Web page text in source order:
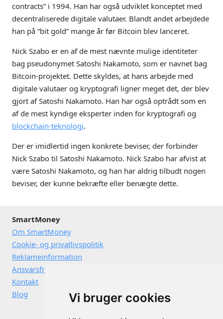
Vi bruger cookies
contracts” i 1994. Han har også udviklet konceptet med
decentraliserede digitale valutaer. Blandt andet arbejdede
han på “bit gold” mange år før Bitcoin blev lanceret.
Nick Szabo er en af de mest nævnte mulige identiteter
bag pseudonymet Satoshi Nakamoto, som er navnet bag
Bitcoin-projektet. Dette skyldes, at hans arbejde med
digitale valutaer og kryptografi ligner meget det, der blev
gjort af Satoshi Nakamoto. Han har også optrådt som en
af de mest kyndige eksperter inden for kryptografi og
blockchain-teknologi.
Der er imidlertid ingen konkrete beviser, der forbinder
Nick Szabo til Satoshi Nakamoto. Nick Szabo har afvist at
være Satoshi Nakamoto, og han har aldrig tilbudt nogen
beviser, der kunne bekræfte eller benægte dette.
SmartMoney
Om SmartMoney
Cookie- og privatlivspolitik
Reklameinformation
Ansvarsfraskrivelse
Kontakt
Blog